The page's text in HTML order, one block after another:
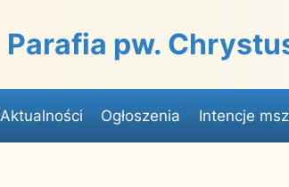
Parafia pw.
Aktualności Ogłoszenia Intencje